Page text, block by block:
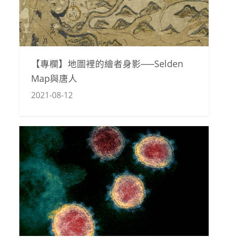
【專欄】地圖裡的繪者身影──Selden
Map與唐人
2021-08-12